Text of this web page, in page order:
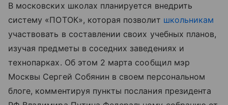
В московских школах планируется внедрить
систему «ПОТОК», которая позволит школьникам
участвовать в составлении своих учебных планов,
изучая предметы в соседних заведениях и
технопарках. Об этом 2 марта сообщил мэр
Москвы Сергей Собянин в своем персональном
блоге, комментируя пункты послания президента